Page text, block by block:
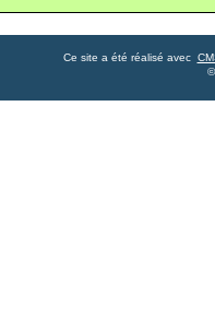
Ce site a été réalisé avec